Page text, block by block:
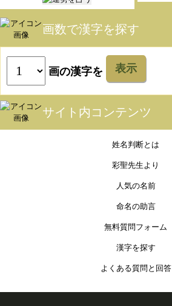
画数で漢字を探す
画の漢字を 表示
サイト内コンテンツ
姓名判断とは
彩聖先生より
人気の名前
命名の助言
無料質問フォーム
漢字を探す
よくある質問と回答